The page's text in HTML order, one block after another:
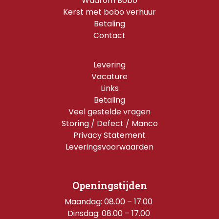
Kerst met bobo verhuur
Betaling
Contact
Levering
Vacature
Links
Betaling
Veel gestelde vragen
Storing / Defect / Manco
Privacy Statement
Leveringsvoorwaarden
Openingstijden
Maandag: 08.00 – 17.00
Dinsdag: 08.00 – 17.00